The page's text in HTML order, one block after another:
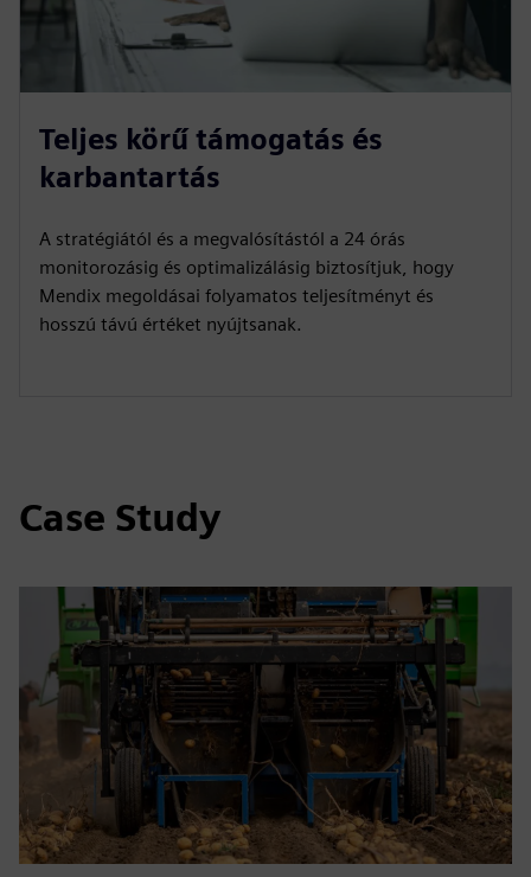
Teljes körű támogatás és
karbantartás
A stratégiától és a megvalósítástól a 24 órás
monitorozásig és optimalizálásig biztosítjuk, hogy
Mendix megoldásai folyamatos teljesítményt és
hosszú távú értéket nyújtsanak.
Case Study